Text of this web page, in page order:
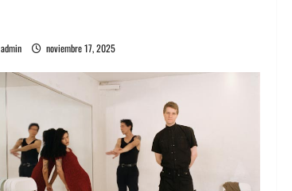
admin noviembre 17, 2025